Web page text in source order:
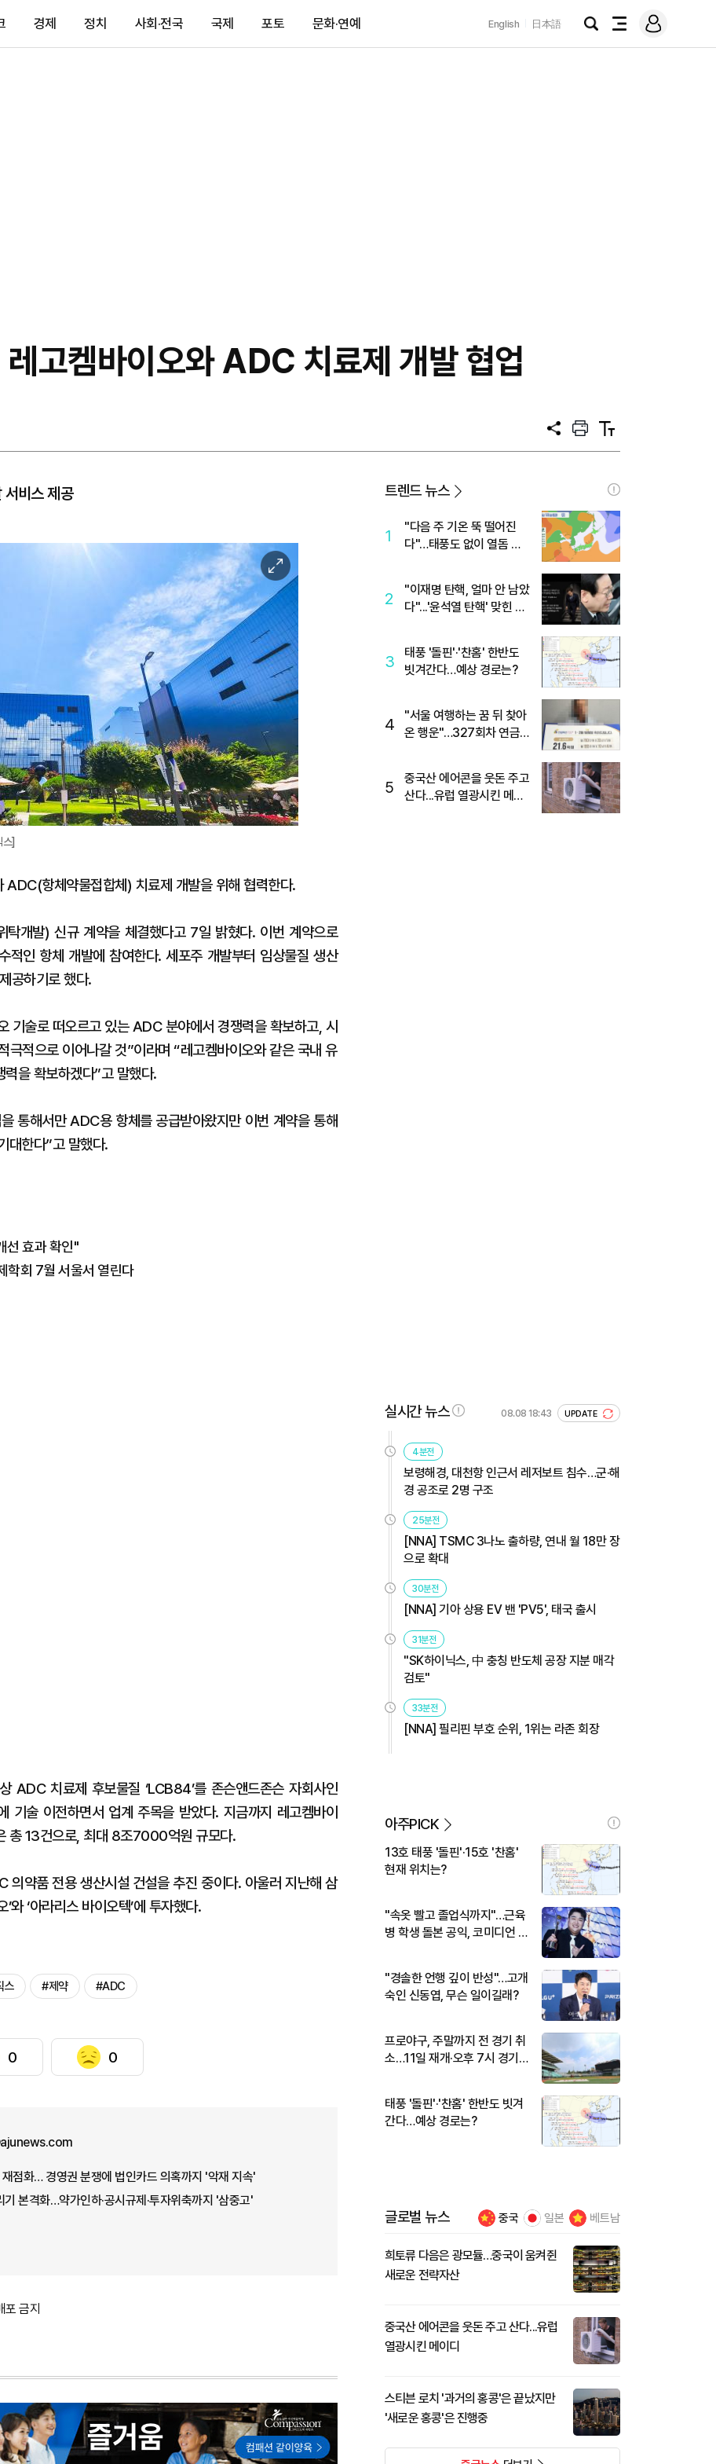
경제 정치 사회·전국 국제 포토 문화·연예 English 日本語
검
전
메
그
고켐바이오와 ADC 치료제 개발 협업
공
프
트
텍
트
서비스 제공
이
미
지
확
대
]
ADC(항체약물접합체) 치료제 개발을 위해 협력한다.
탁개발) 신규 계약을 체결했다고 7일 밝혔다. 이번 계약으로
적인 항체 개발에 참여한다. 세포주 개발부터 임상물질 생산
공하기로 했다.
기술로 떠오르고 있는 ADC 분야에서 경쟁력을 확보하고, 시
극적으로 이어나갈 것”이라며 “레고켐바이오와 같은 국내 유
을 확보하겠다”고 말했다.
통해서만 ADC용 항체를 공급받아왔지만 이번 계약을 통해
대한다”고 말했다.
선 효과 확인"
학회 7월 서울서 열린다
ADC 치료제 후보물질 ‘LCB84’를 존슨앤드존슨 자회사인
술 이전하면서 업계 주목을 받았다. 지금까지 레고켐바이
총 13건으로, 최대 8조7000억원 규모다.
의약품 전용 생산시설 건설을 추진 중이다. 아울러 지난해 삼
와 ‘아라리스 바이오텍’에 투자했다.
스 #제약 #ADC
0 0
점화… 경영권 분쟁에 법인카드 의혹까지 '악재 지속'
기 본격화…약가인하·공시규제·투자위축까지 '삼중고'
포 금지
트렌드 뉴스
1
"다음 주 기온 뚝 떨어진
다"…태풍도 없이 열돔 박
2
"이재명 탄핵, 얼마 안 남았
다"...'윤석열 탄핵' 맞힌 무
3
태풍 '돌핀'·'찬홈' 한반도
빗겨간다…예상 경로는?
4
"서울 여행하는 꿈 뒤 찾아
온 행운"…327회차 연금
5
중국산 에어콘을 웃돈 주고
산다...유럽 열광시킨 메이
실시간 뉴스 08.08 18:43 UPDATE
4분전
보령해경, 대천항 인근서 레저보트 침수…군·해
경 공조로 2명 구조
25분전
[NNA] TSMC 3나노 출하량, 연내 월 18만 장
으로 확대
30분전
[NNA] 기아 상용 EV 밴 'PV5', 태국 출시
31분전
"SK하이닉스, 中 충칭 반도체 공장 지분 매각
검토"
33분전
[NNA] 필리핀 부호 순위, 1위는 라존 회장
아주PICK
13호 태풍 '돌핀'·15호 '찬홈'
현재 위치는?
"속옷 빨고 졸업식까지"…근육
병 학생 돌본 공익, 코미디언 김
"경솔한 언행 깊이 반성"…고개
숙인 신동엽, 무슨 일이길래?
프로야구, 주말까지 전 경기 취
소…11일 재개·오후 7시 경기
태풍 '돌핀'·'찬홈' 한반도 빗겨
간다…예상 경로는?
글로벌 뉴스 중국 일본 베트남
희토류 다음은 광모듈…중국이 움켜쥔
새로운 전략자산
중국산 에어콘을 웃돈 주고 산다...유럽
열광시킨 메이디
스티븐 로치 '과거의 홍콩'은 끝났지만
'새로운 홍콩'은 진행중